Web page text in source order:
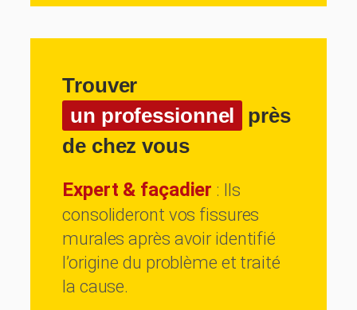
Trouver
un professionnel
près
de chez vous
Expert & façadier : Ils
consolideront vos fissures
murales après avoir identifié
l’origine du problème et traité
la cause.